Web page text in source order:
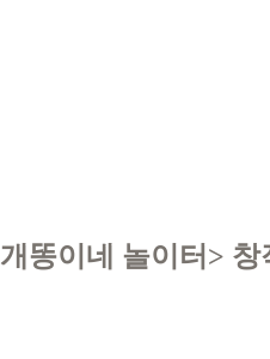
개똥이네 놀이터 > 창